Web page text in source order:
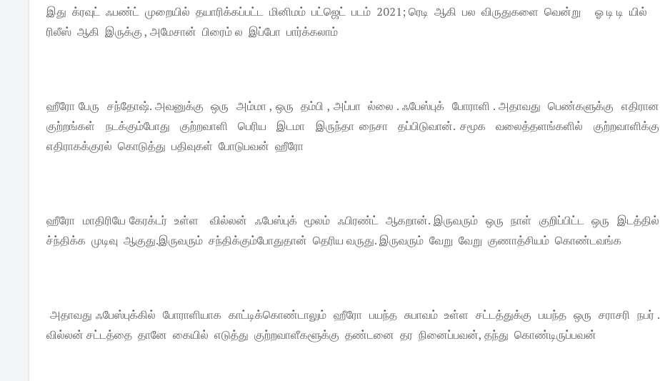
இது க்ரவுட் ஃபண்ட் முறையில் தயாரிக்கப்பட்ட மினிமம் பட்ஜெட் படம் 2021; ரெடி ஆகி பல விருதுகளை வென்று ஓ டி டி யில்
ரிலீஸ் ஆகி இருக்கு , அமேசான் பிரைம் ல இப்போ பார்க்கலாம்
ஹீரோ பேரு சந்தோஷ். அவனுக்கு ஒரு அம்மா , ஒரு தம்பி , அப்பா ல்லை . ஃபேஸ்புக் போராளி . அதாவது பெண்களுக்கு எதிரான
குற்றங்கள் நடக்கும்போது குற்றவாளி பெரிய இடமா இருந்தா நைசா தப்பிடுவான். சமூக வலைத்தளங்களில் குற்றவாளிக்கு
எதிராகக்குரல் கொடுத்து பதிவுகள் போடுபவன் ஹீரோ
ஹீரோ மாதிரியே கேரக்டர் உள்ள வில்லன் ஃபேஸ்புக் மூலம் ஃபிரண்ட் ஆகறான். இருவரும் ஒரு நாள் குறிப்பிட்ட ஒரு இடத்தில்
ச்ந்திக்க முடிவு ஆகுது.இருவரும் சந்திக்கும்போதுதான் தெரிய வருது. இருவரும் வேறு வேறு குணாத்சியம் கொண்டவங்க
அதாவது ஃபேஸ்புக்கில் போராளியாக காட்டிக்கொண்டாலும் ஹீரோ பயந்த சுபாவம் உள்ள சட்டத்துக்கு பயந்த ஒரு சராசரி நபர் .
வில்லன் சட்டத்தை தானே கையில் எடுத்து குற்றவாளீகளூக்கு தண்டனை தர நினைப்பவன், தந்து கொண்டிருப்பவன்